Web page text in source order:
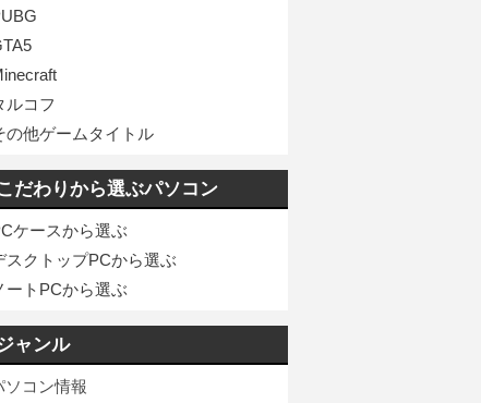
ルコフ
の他ゲームタイトル
だわりから選ぶパソコン
ケースから選ぶ
スクトップPCから選ぶ
ートPCから選ぶ
ャンル
ソコン情報